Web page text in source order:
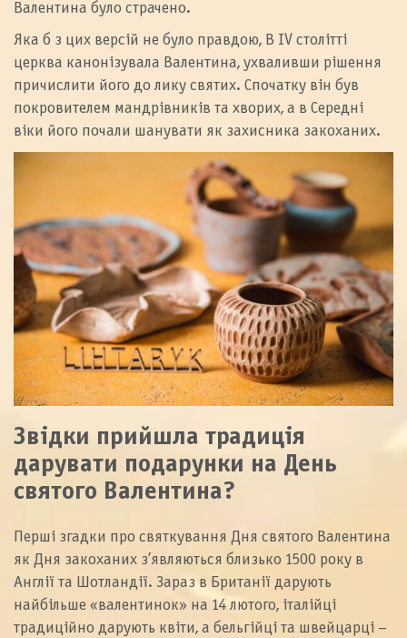
Валентина було страчено.
Яка б з цих версій не було правдою, В IV столітті
церква канонізувала Валентина, ухваливши рішення
причислити його до лику святих. Спочатку він був
покровителем мандрівників та хворих, а в Середні
віки його почали шанувати як захисника закоханих.
Звідки прийшла традиція
дарувати подарунки на День
святого Валентина?
Перші згадки про святкування Дня святого Валентина
як Дня закоханих з’являються близько 1500 року в
Англії та Шотландії. Зараз в Британії дарують
найбільше «валентинок» на 14 лютого, італійці
традиційно дарують квіти, а бельгійці та швейцарці –